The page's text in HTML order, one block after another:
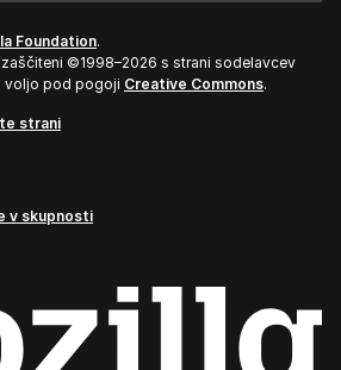
Foundation.
©1998–2026 s strani sodelavcev
voljo pod pogoji Creative Commons.
strani
v skupnosti